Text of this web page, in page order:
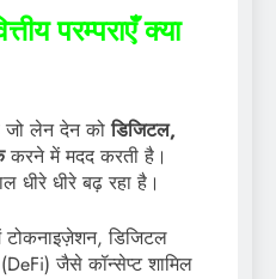
परम्पराएँ क्या
जो लेन देन कोडिजिटल,
करने में मदद करती है।
धीरे धीरे बढ़ रहा है।
डिजिटल
जैसे कॉन्सेप्ट शामिल